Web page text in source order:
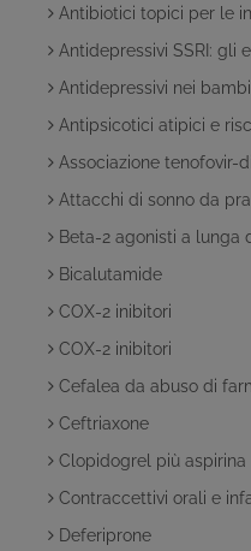
Antibiotici topici per le
Antidepressivi SSRI: gli
Antidepressivi nei
Antipsicotici atipici e
Associazione tenofovir-
Attacchi di sonno da
Beta-2 agonisti a lunga
Bicalutamide
COX-2 inibitori
COX-2 inibitori
Cefalea da abuso di
Ceftriaxone
Clopidogrel più aspirina
Contraccettivi orali e
Deferiprone